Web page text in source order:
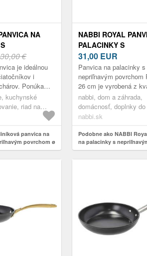
NA
POVRCHOM
STONE
30,00 €
je ideálnou
i
Ponúka
povrch
o pevné
kuchynské
riad na
panvica na
povrchom ø
G2813872 – Tefal
NABBI ROYAL
PALACINKY S
NEPRIĽNAVÝM
26 CM ČIERNA
31,00 EUR
Panvica na palacinky s
nepriľnavým povrchom
26 cm je vyrobená z
kovaného hliníka, ktorý
odolný a trvanlivý.
panvic...
nabbi, dom a záhrada,
domácnosť, doplnky
varenie, panvice
nabbi.sk
Podobne ako NABBI
na palacinky s
povrchom 26 cm čierna